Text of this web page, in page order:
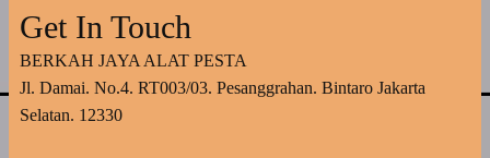
Get In Touch
BERKAH JAYA ALAT PESTA
Jl. Damai. No.4. RT003/03. Pesanggrahan. Bintaro Jakarta
Selatan. 12330